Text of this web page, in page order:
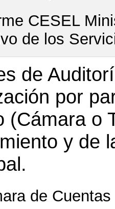
CESEL
de los
de
por
(Cámara o
y de
de